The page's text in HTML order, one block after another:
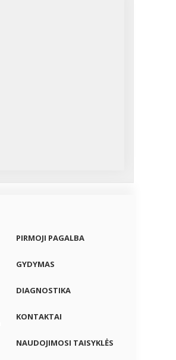
PIRMOJI PAGALBA
GYDYMAS
DIAGNOSTIKA
KONTAKTAI
NAUDOJIMOSI TAISYKLĖS